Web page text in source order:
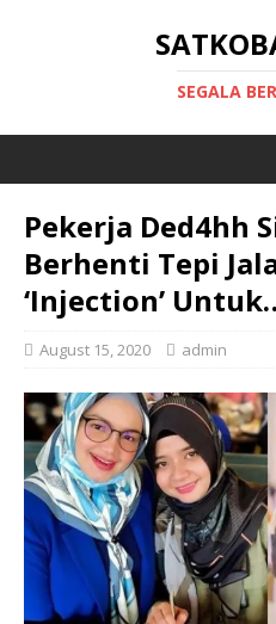
SEGALA
Pekerja Ded4hh
Berhenti Tepi
‘Injection’
August 15, 2020 admin